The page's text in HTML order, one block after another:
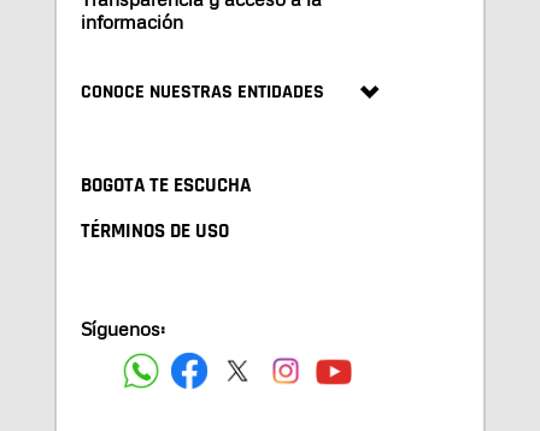
información
CONOCE NUESTRAS ENTIDADES
BOGOTA TE ESCUCHA
TÉRMINOS DE USO
Síguenos: